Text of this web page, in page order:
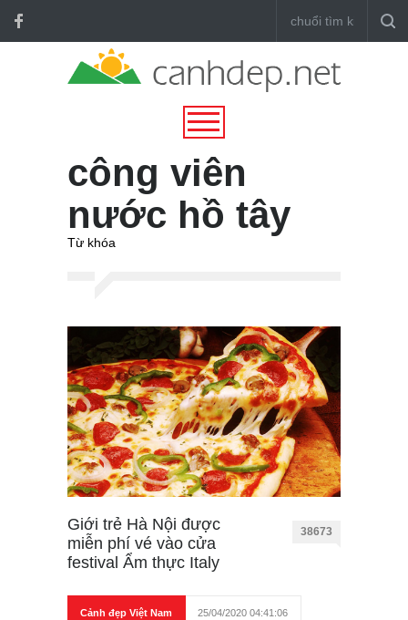
công viên
nước hồ tây
Từ khóa
Giới trẻ Hà Nội được
miễn phí vé vào cửa
festival Ẩm thực Italy
38673
Cảnh đẹp Việt Nam 25/04/2020 04:41:06